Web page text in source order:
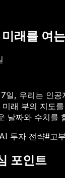
래를 여
일, 우리는 인공
래 부의 지도
날짜와 수치를
AI 투자 전략#고
포인트